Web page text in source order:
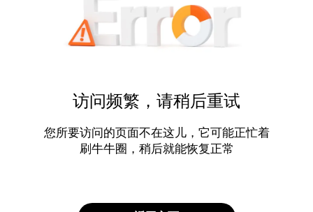
访问频繁，请稍后重试
您所要访问的页面不在这儿，它可能正忙着
刷牛牛圈，稍后就能恢复正常